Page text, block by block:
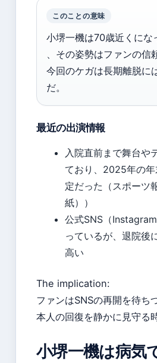
このことの意味
小堺一機は70歳近くにな
、その姿勢はファンの信
今回のケガは長期離脱に
だ。
最近の出演情報
入院直前まで舞台や
ており、2025年の
定だった（スポーツ
紙））
公式SNS（
っているが、退院後
高い
The implication:
ファンはSNSの再開を待ち
本人の回復を静かに見守る
小堺一機は病気